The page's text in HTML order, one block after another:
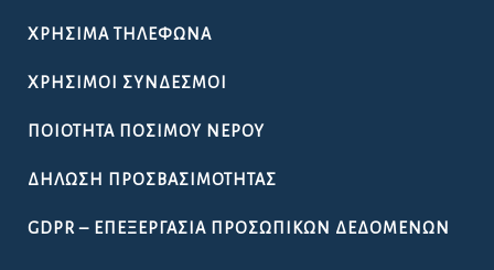
ΧΡΉΣΙΜΑ ΤΗΛΈΦΩΝΑ
ΧΡΉΣΙΜΟΙ ΣΎΝΔΕΣΜΟΙ
ΠΟΙΌΤΗΤΑ ΠΌΣΙΜΟΥ ΝΕΡΟΎ
ΔΉΛΩΣΗ ΠΡΟΣΒΑΣΙΜΌΤΗΤΑΣ
GDPR – ΕΠΕΞΕΡΓΑΣΙΑ ΠΡΟΣΩΠΙΚΩΝ ΔΕΔΟΜΕΝΩΝ